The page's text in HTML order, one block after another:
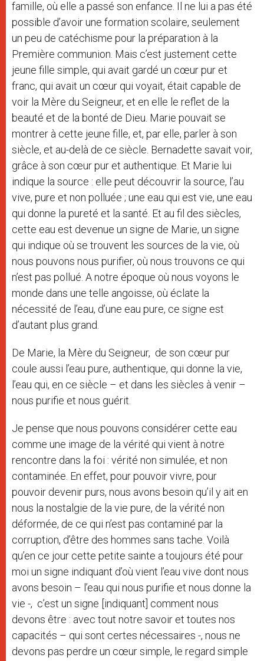
famille, où elle a passé son enfance. Il ne lui a pas été
possible d’avoir une formation scolaire, seulement
un peu de catéchisme pour la préparation à la
Première communion. Mais c’est justement cette
jeune fille simple, qui avait gardé un cœur pur et
franc, qui avait un cœur qui voyait, était capable de
voir la Mère du Seigneur, et en elle le reflet de la
beauté et de la bonté de Dieu. Marie pouvait se
montrer à cette jeune fille, et, par elle, parler à son
siècle, et au-delà de ce siècle. Bernadette savait voir,
grâce à son cœur pur et authentique. Et Marie lui
indique la source : elle peut découvrir la source, l’au
vive, pure et non polluée ; une eau qui est vie, une eau
qui donne la pureté et la santé. Et au fil des siècles,
cette eau est devenue un signe de Marie, un signe
qui indique où se trouvent les sources de la vie, où
nous pouvons nous purifier, où nous trouvons ce qui
n’est pas pollué. A notre époque où nous voyons le
monde dans une telle angoisse, où éclate la
nécessité de l’eau, d’une eau pure, ce signe est
d’autant plus grand.
De Marie, la Mère du Seigneur, de son cœur pur
coule aussi l’eau pure, authentique, qui donne la vie,
l’eau qui, en ce siècle – et dans les siècles à venir –
nous purifie et nous guérit.
Je pense que nous pouvons considérer cette eau
comme une image de la vérité qui vient à notre
rencontre dans la foi : vérité non simulée, et non
contaminée. En effet, pour pouvoir vivre, pour
pouvoir devenir purs, nous avons besoin qu’il y ait en
nous la nostalgie de la vie pure, de la vérité non
déformée, de ce qui n’est pas contaminé par la
corruption, d’être des hommes sans tache. Voilà
qu’en ce jour cette petite sainte a toujours été pour
moi un signe indiquant d’où vient l’eau vive dont nous
avons besoin – l’eau qui nous purifie et nous donne la
vie -, c’est un signe [indiquant] comment nous
devons être : avec tout notre savoir et toutes nos
capacités – qui sont certes nécessaires -, nous ne
devons pas perdre un cœur simple, le regard simple